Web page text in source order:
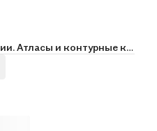
История России. Атласы и контурные карты